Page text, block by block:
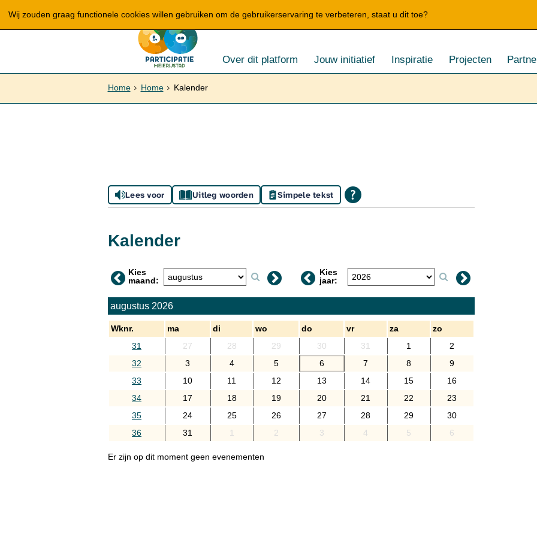
Wij zouden graag functionele cookies willen gebruiken om de gebruikerservaring te verbeteren, staat u dit toe?
Over dit platform Jouw initiatief Inspiratie Projecten
Home Home Kalender
Lees voor Uitleg woorden Simpele tekst
Kalender
Kies
maand:
Kies
jaar:
augustus 2026
Wknr. ma di wo do vr za
zo
31
27 28 29 30 31 1
2
32
3 4 5 6 7 8
9
33
10 11 12 13 14 15
16
34
17 18 19 20 21 22
23
35
24 25 26 27 28 29
30
36
31 1 2 3 4 5 6
Er zijn op dit moment geen evenementen